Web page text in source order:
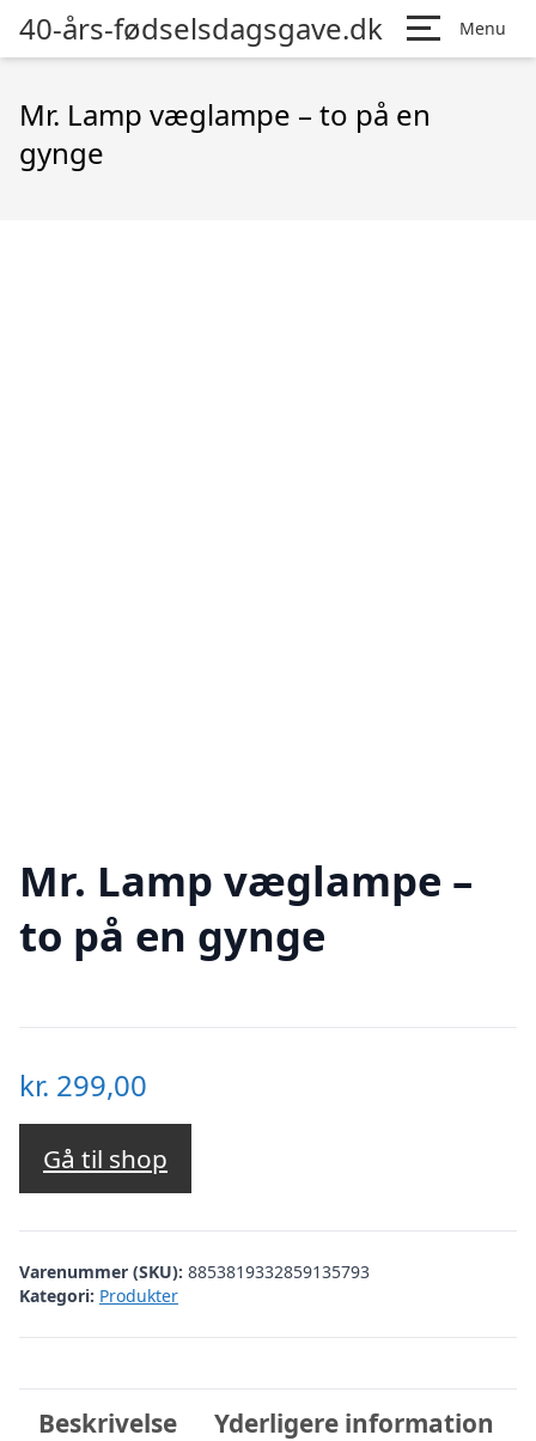
40-års-fødselsdagsgave.dk Menu
Mr. Lamp væglampe – to på en
gynge
Mr. Lamp væglampe –
to på en gynge
kr. 299,00
Gå til shop
Varenummer (SKU): 8853819332859135793
Kategori: Produkter
Beskrivelse Yderligere information